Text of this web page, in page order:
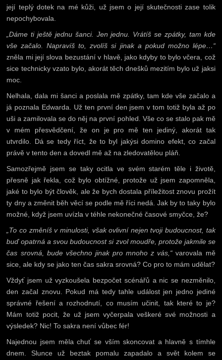
její teplý dotek na mé kůži, už jsem o její skutečnosti zase tolik
nepochybovala.
„Dáme ti ještě jednu šanci. Jen jednu. Vrátíš se zpátky, tam kde
vše začalo. Napravíš to, zvolíš si jinak a pokud možno lépe…“
zněla mi její slova bezustání v hlavě, jako kdyby to bylo včera, což
sice technicky vzato bylo, akorát těch dnešků mezitím bylo už jaksi
moc.
Nelhala, dala mi šanci a poslala mě zpátky, tam kde vše začalo a
já poznala Edwarda. Už ten první den jsem v tom totiž byla až po
uši a zamilovala se do něj na první pohled. Vše co se stalo pak mě
v mém přesvědčení, že on je pro mě ten jediný, akorát tak
utvrdilo. Dá se tedy říct, že to byl jakýsi domino efekt, co začal
právě v tento den a dovedl mě až na zledovatělou pláň.
Samozřejmě jsem se taky ocitla ve svém starém těle i životě,
přesně jak řekla, což bylo obtížné, protože už jsem zapomněla,
jaké to bylo být člověk, ale že bych dostala příležitost znovu prožít
ty dny a změnit běh věcí se podle mě říci nedá. Jak by to taky bylo
možné, když jsem uvízla v téhle nekonečné časové smyčce, že?
„To co změníš v minulosti, však ovlivní nejen tvoji budoucnost, tak
buď opatrná a svou budoucnost si zvol moudře, protože jakmile se
čas srovná, bude všechno jinak pro mnoho z vás,“ varovala mě
sice, ale kdy se jako ten čas sakra srovná? Co pro to mám udělat?
Vždyť jsem už vyzkoušela bezpočet scénářů a nic se nezměnilo,
den začal znovu. Pokud má tedy tahle událost jen jedno jediné
správné řešení a rozhodnutí, co musím učinit, tak které to je?
Mám totiž pocit, že už jsem vyčerpala veškeré své možnosti a
výsledek? Nic! To sakra není vůbec fér!
Najednou jsem měla chuť se vším skoncovat a hlavně s tímhle
dnem. Slunce už beztak pomalu zapadalo a svět kolem se